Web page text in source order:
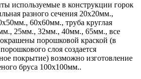
используемые в конструкции горок
разного сечения 20х20мм.,
60х60мм., труба круглая
25мм., 32мм., 40мм., 65мм., все
порошковой краской (в
слоя создается
покрытие) возможно изготовление
бруса 100х100мм..